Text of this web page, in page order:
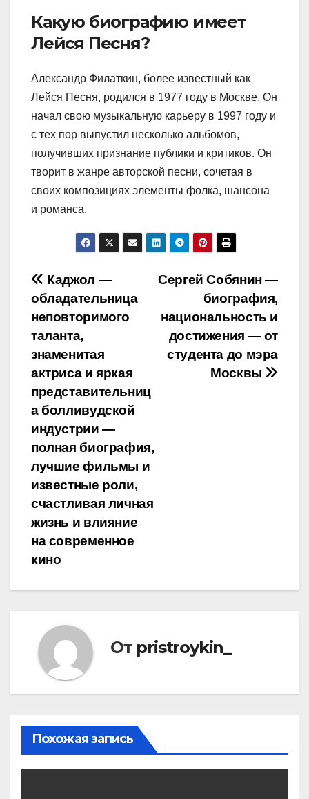
Какую биографию имеет
Лейся Песня?
Александр Филаткин, более известный как
Лейся Песня, родился в 1977 году в Москве. Он
начал свою музыкальную карьеру в 1997 году и
с тех пор выпустил несколько альбомов,
получивших признание публики и критиков. Он
творит в жанре авторской песни, сочетая в
своих композициях элементы фолка, шансона
и романса.
Навигация
по
записям
Сергей Собянин —
биография,
национальность и
достижения — от
студента до мэра
Москвы
Каджол —
обладательница
неповторимого
таланта,
знаменитая
актриса и яркая
представительниц
а болливудской
индустрии —
полная биография,
лучшие фильмы и
известные роли,
счастливая личная
жизнь и влияние
на современное
кино
От pristroykin_
Похожая запись